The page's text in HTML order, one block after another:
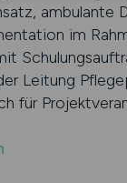
im
Leitung
für